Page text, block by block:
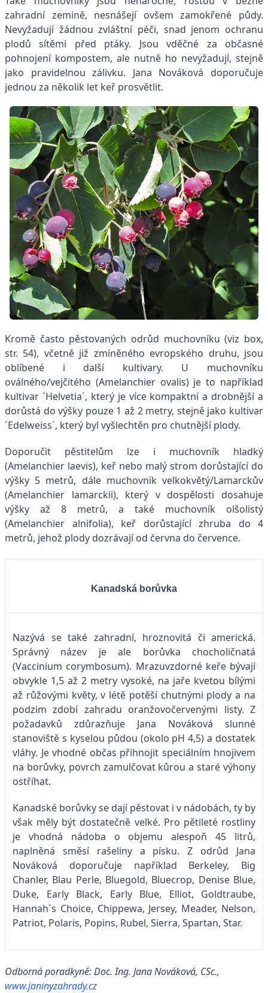
zahradní zemině, nesnášejí ovšem zamokřené půdy.
Nevyžadují žádnou zvláštní péči, snad jenom ochranu
plodů sítěmi před ptáky. Jsou vděčné za občasné
pohnojení kompostem, ale nutně ho nevyžadují, stejně
jako pravidelnou zálivku. Jana Nováková doporučuje
jednou za několik let keř prosvětlit.
Kromě často pěstovaných odrůd muchovníku (viz box,
str. 54), včetně již zmíněného evropského druhu, jsou
oblíbené i další kultivary. U muchovníku
oválného/vejčitého (Amelanchier ovalis) je to například
kultivar ´Helvetia´, který je více kompaktní a drobnější a
dorůstá do výšky pouze 1 až 2 metry, stejně jako kultivar
´Edelweiss´, který byl vyšlechtěn pro chutnější plody.
Doporučit pěstitelům lze i muchovník hladký
(Amelanchier laevis), keř nebo malý strom dorůstající do
výšky 5 metrů, dále muchovník velkokvětý/Lamarckův
(Amelanchier lamarckii), který v dospělosti dosahuje
výšky až 8 metrů, a také muchovník olšolistý
(Amelanchier alnifolia), keř dorůstající zhruba do 4
metrů, jehož plody dozrávají od června do července.
Kanadská borůvka
Nazývá se také zahradní, hroznovitá či americká.
Správný název je ale borůvka chocholičnatá
(Vaccinium corymbosum). Mrazuvzdorné keře bývají
obvykle 1,5 až 2 metry vysoké, na jaře kvetou bílými
až růžovými květy, v létě potěší chutnými plody a na
podzim zdobí zahradu oranžovočervenými listy. Z
požadavků zdůrazňuje Jana Nováková slunné
stanoviště s kyselou půdou (okolo pH 4,5) a dostatek
vláhy. Je vhodné občas přihnojit speciálním hnojivem
na borůvky, povrch zamulčovat kůrou a staré výhony
ostříhat.
Kanadské borůvky se dají pěstovat i v nádobách, ty by
však měly být dostatečně velké. Pro pětileté rostliny
je vhodná nádoba o objemu alespoň 45 litrů,
naplněná směsí rašeliny a písku. Z odrůd Jana
Nováková doporučuje například Berkeley, Big
Chanler, Blau Perle, Bluegold, Bluecrop, Denise Blue,
Duke, Early Black, Early Blue, Elliot, Goldtraube,
Hannah´s Choice, Chippewa, Jersey, Meader, Nelson,
Patriot, Polaris, Popins, Rubel, Sierra, Spartan, Star.
Odborná poradkyně: Doc. Ing. Jana Nováková, CSc.,
www.janinyzahrady.cz